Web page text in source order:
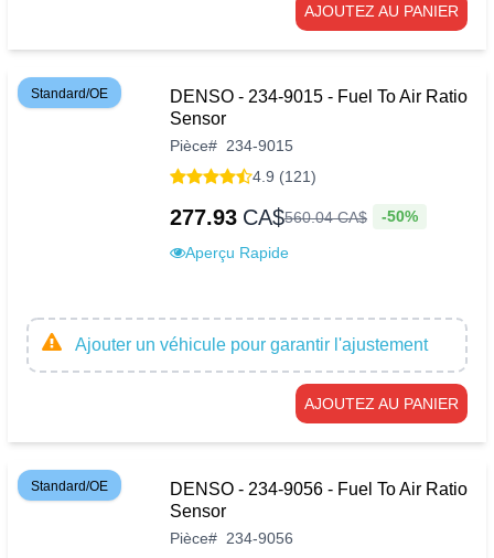
AJOUTEZ AU PANIER
Standard/OE
DENSO - 234-9015 - Fuel To Air Ratio
Sensor
Pièce# 234-9015
4.9 (121)
277.93 CA$560.04CA$ -50%
Aperçu Rapide
Ajouter un véhicule pour garantir l'ajustement
AJOUTEZ AU PANIER
Standard/OE
DENSO - 234-9056 - Fuel To Air Ratio
Sensor
Pièce# 234-9056